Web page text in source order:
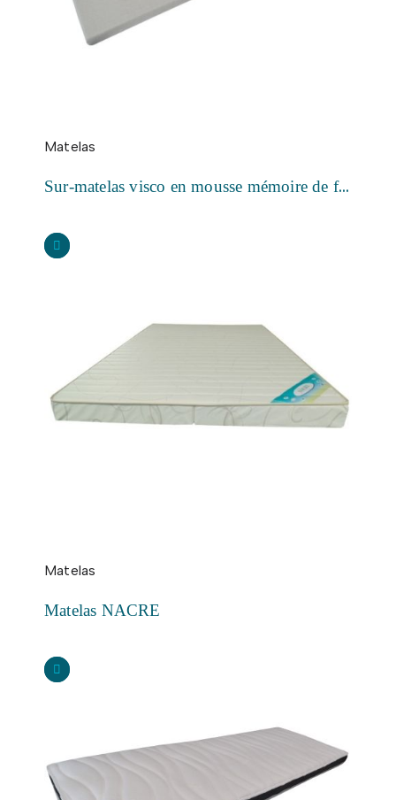
Matelas
Sur-matelas visco en mousse mémoire de forme
Matelas
Matelas NACRE